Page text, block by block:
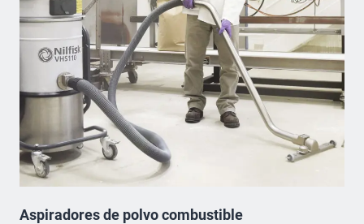
Aspiradores de polvo combustible